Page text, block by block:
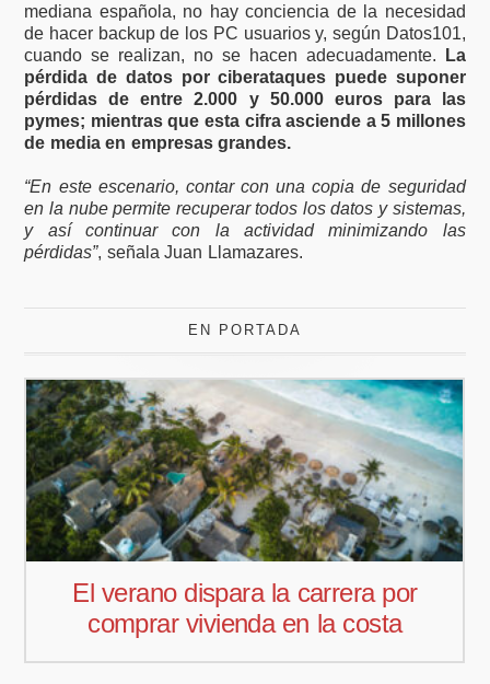
mediana española, no hay conciencia de la necesidad
de hacer backup de los PC usuarios y, según Datos101,
cuando se realizan, no se hacen adecuadamente.
La
pérdida de datos por ciberataques puede suponer
pérdidas de entre 2.000 y 50.000 euros para las
pymes; mientras que esta cifra asciende a 5 millones
de media en empresas grandes.
“En este escenario, contar con una copia de seguridad
en la nube permite recuperar todos los datos y sistemas,
y así continuar con la actividad minimizando las
pérdidas”, señala Juan Llamazares.
EN PORTADA
Pedro Aguiar nuevo responsable
comercial para Offcoustic Iberia